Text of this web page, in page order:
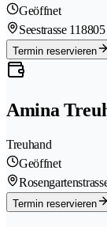
Geöffnet
Seestrasse 11
Termin reservieren
Amina
Treuhand
Geöffnet
Termin reservieren